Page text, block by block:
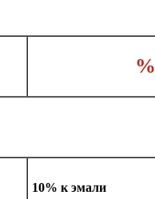
%
10% к эмали